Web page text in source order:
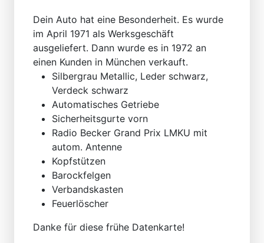
Dein Auto hat eine Besonderheit. Es wurde
im April 1971 als Werksgeschäft
ausgeliefert. Dann wurde es in 1972 an
einen Kunden in München verkauft.
Silbergrau Metallic, Leder schwarz,
Verdeck schwarz
Automatisches Getriebe
Sicherheitsgurte vorn
Radio Becker Grand Prix LMKU mit
autom. Antenne
Kopfstützen
Barockfelgen
Verbandskasten
Feuerlöscher
Danke für diese frühe Datenkarte!